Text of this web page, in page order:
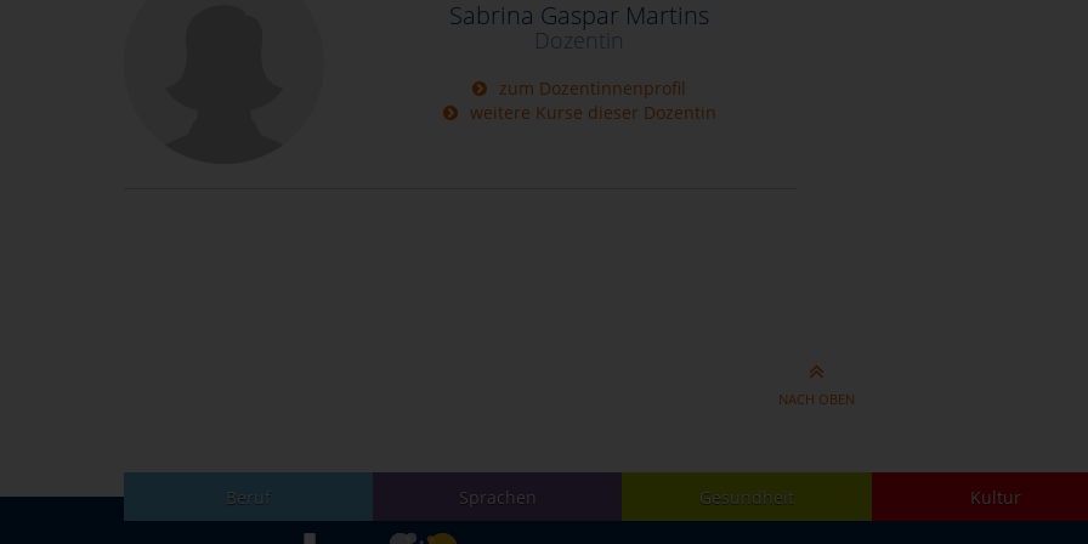
Sabrina Gaspar Martins
Dozentin
zum Dozentinnenprofil
weitere Kurse dieser Dozentin
NACH OBEN
Beruf Sprachen Gesundheit Kultur